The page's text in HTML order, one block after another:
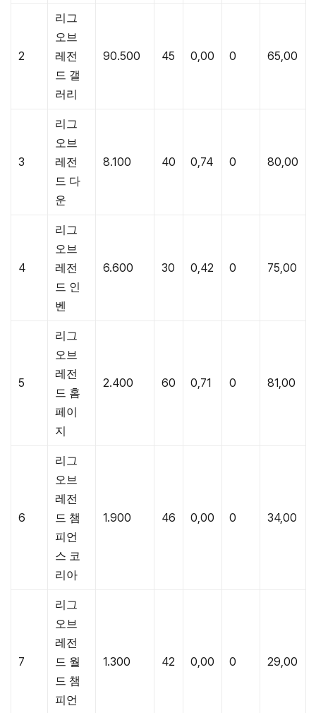
2
리그
오브
레전
드 갤
러리
90.500 45 0,00 0 65,00
3
리그
오브
레전
드 다
운
8.100 40 0,74 0 80,00
4
리그
오브
레전
드 인
벤
6.600 30 0,42 0 75,00
5
리그
오브
레전
드 홈
페이
지
2.400 60 0,71 0 81,00
6
리그
오브
레전
드 챔
피언
스 코
리아
1.900 46 0,00 0 34,00
7
리그
오브
레전
드 월
드 챔
피언
1.300 42 0,00 0 29,00